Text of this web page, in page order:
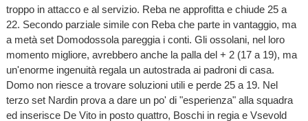
troppo in attacco e al servizio. Reba ne approfitta e chiude 25 a
22. Secondo parziale simile con Reba che parte in vantaggio, ma
a metà set Domodossola pareggia i conti. Gli ossolani, nel loro
momento migliore, avrebbero anche la palla del + 2 (17 a 19), ma
un'enorme ingenuità regala un autostrada ai padroni di casa.
Domo non riesce a trovare soluzioni utili e perde 25 a 19. Nel
terzo set Nardin prova a dare un po' di "esperienza" alla squadra
ed inserisce De Vito in posto quattro, Boschi in regia e Vsevold